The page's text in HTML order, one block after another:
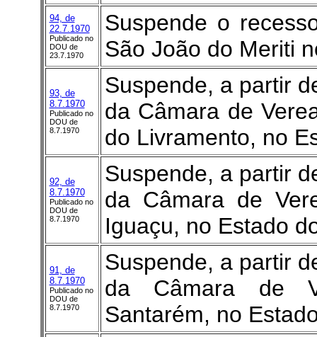
94, de
22.7.1970
Publicado no
DOU de
23.7.1970
Suspende o
São João do Meriti
93, de
8.7.1970
Publicado no
DOU de
8.7.1970
Suspende, a partir
da Câmara de
do Livramento, no
92, de
8.7.1970
Publicado no
DOU de
8.7.1970
Suspende, a partir
da Câmara de
Iguaçu, no Estado
91, de
8.7.1970
Publicado no
DOU de
8.7.1970
Suspende, a partir
da Câmara de
Santarém, no